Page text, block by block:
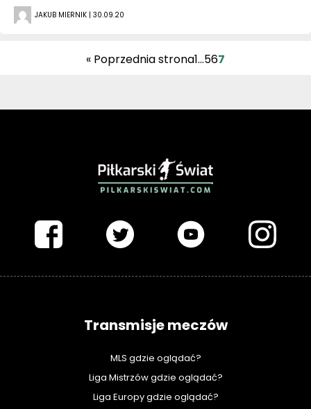
JAKUB MIERNIK | 30.09.20
« Poprzednia strona1…567
Transmisje meczów
MLS gdzie oglądać?
Liga Mistrzów gdzie oglądać?
Liga Europy gdzie oglądać?